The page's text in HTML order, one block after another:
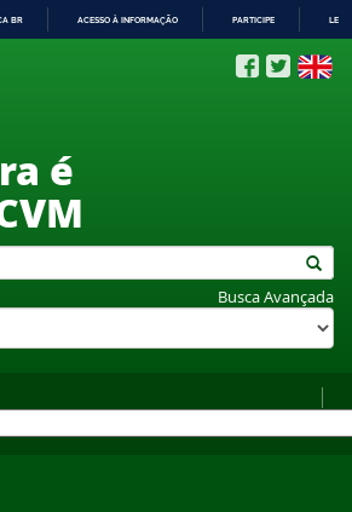
BR ACESSO À INFORMAÇÃO PARTICIPE
é
Busca Avançada